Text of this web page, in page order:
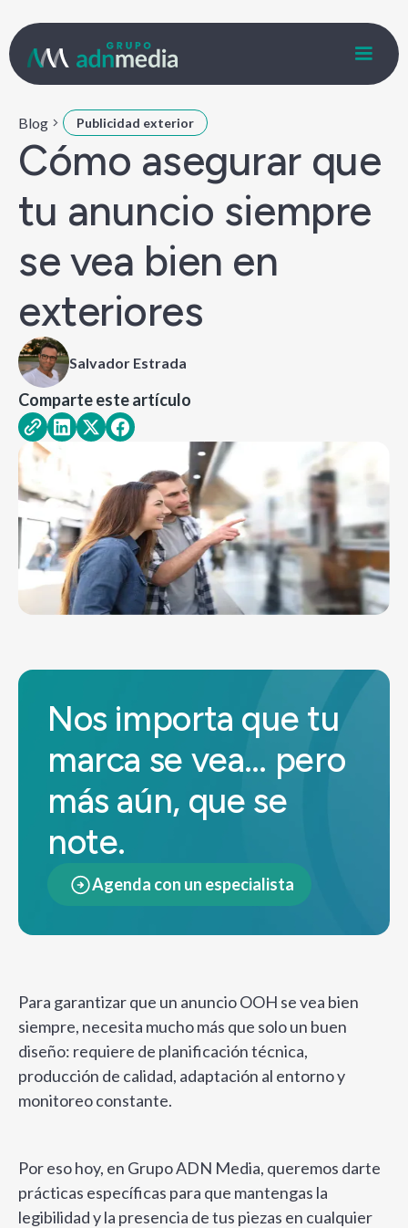
Blog Publicidad exterior
Cómo asegurar que
tu anuncio siempre
se vea bien en
exteriores
Salvador Estrada
Comparte este artículo
Nos importa que tu
marca se vea… pero
más aún, que se
note.
Agenda con un especialista
Para garantizar que un anuncio OOH se vea bien
siempre, necesita mucho más que solo un buen
diseño: requiere de planificación técnica,
producción de calidad, adaptación al entorno y
monitoreo constante.
Por eso hoy, en Grupo ADN Media, queremos darte
prácticas específicas para que mantengas la
legibilidad y la presencia de tus piezas en cualquier